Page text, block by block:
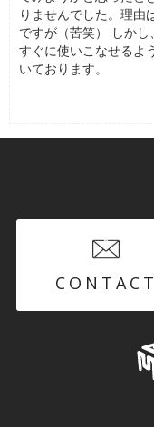
CONTACT